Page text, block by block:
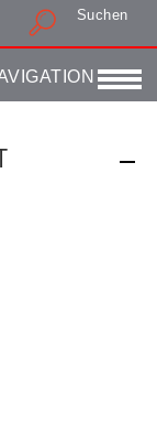
Druckansicht
Suchen